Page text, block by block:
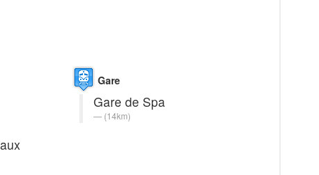
Gare
Gare de Spa
(14km)